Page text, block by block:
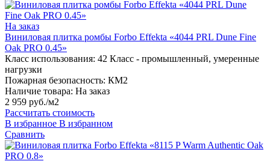
На заказ
Виниловая плитка ромбы Forbo Effekta «4044 PRL Dune Fine
Oak PRO 0.45»
Класс использования: 42 Класс - промышленный, умеренные
нагрузки
Пожарная безопасность: КМ2
Наличие товара: На заказ
2 959 руб./м2
Рассчитать стоимость
В избранное В избранном
Сравнить